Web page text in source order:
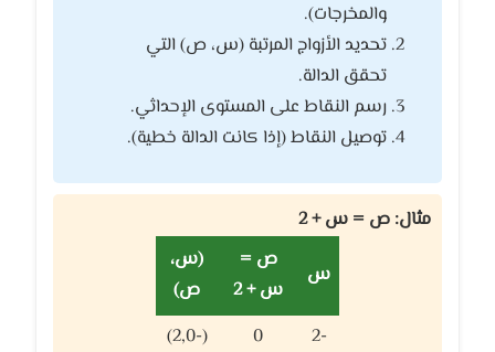
والمخرجات).
تحديد الأزواج المرتبة (س، ص) التي
تحقق الدالة.
رسم النقاط على المستوى الإحداثي.
توصيل النقاط (إذا كانت الدالة خطية).
مثال: ص = س + 2
س
ص =
س + 2
(س،
ص)
-2
0
(-2,0)